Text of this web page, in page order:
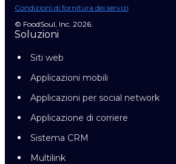
Condizioni di fornitura dei servizi
© FoodSoul, Inc. 2026.
Soluzioni
Siti web
Applicazioni mobili
Applicazioni per social network
Applicazione di corriere
Sistema CRM
Multilink